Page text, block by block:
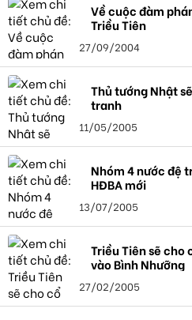
Về cuộc đàm
Triều Tiên
27/09/2004
Thủ tướng Nhật
tranh
11/05/2005
Nhóm 4 nước đệ
HĐBA mới
13/07/2005
Triều Tiên sẽ cho
vào Bình Nhưỡng
27/02/2005